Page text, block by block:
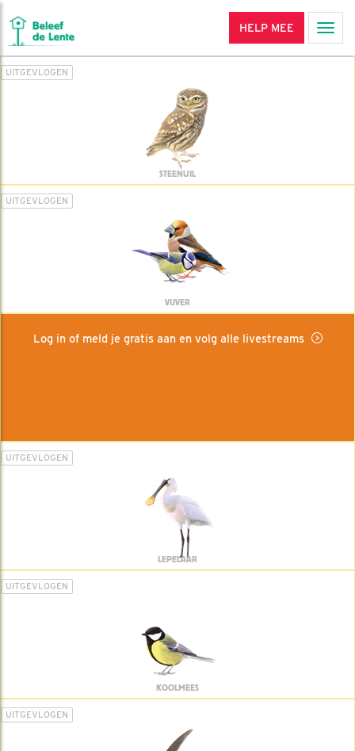
HELP MEE
UITGEVLOGEN
STEENUIL
UITGEVLOGEN
VIJVER
Log in of meld je gratis aan en volg alle livestreams
UITGEVLOGEN
LEPELAAR
UITGEVLOGEN
KOOLMEES
UITGEVLOGEN